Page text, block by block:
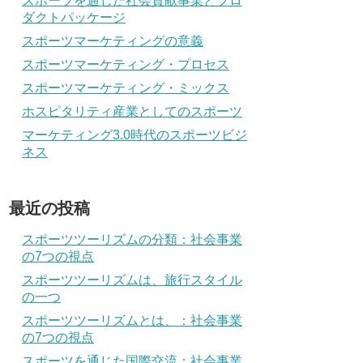
ダクトパッケージ
スポーツマーケティングの意義
スポーツマーケティング・プロセス
スポーツマーケティング・ミックス
ホスピタリティ産業としてのスポーツ
マーケティング3.0時代のスポーツビジ
ネス
最近の投稿
スポーツツーリズムの分類：社会事業
の7つの視点
スポーツツーリズムは、旅行スタイル
の一つ
スポーツツーリズムとは、：社会事業
の7つの視点